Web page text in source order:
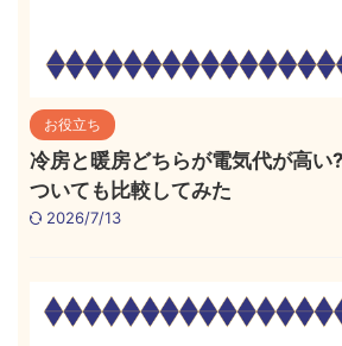
お役立ち
冷房と暖房どちらが電気代が高い
ついても比較してみた
2026/7/13